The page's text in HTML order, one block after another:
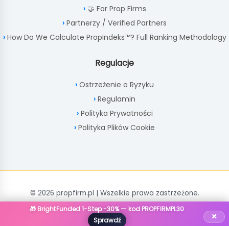
🤝 For Prop Firms
Partnerzy / Verified Partners
How Do We Calculate PropIndeks™? Full Ranking Methodology
Regulacje
Ostrzeżenie o Ryzyku
Regulamin
Polityka Prywatności
Polityka Plików Cookie
© 2026 propfirm.pl | Wszelkie prawa zastrzeżone.
🎁 BrightFunded 1-Step -30% — kod PROPFIRMPL30
Sprawdź
×